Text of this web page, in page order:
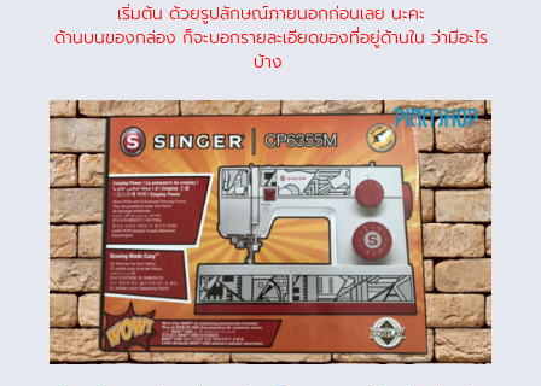
เริ่มต้น ด้วยรูปลักษณ์ภายนอกก่อนเลย นะคะ
ด้านบนของกล่อง ก็จะบอกรายละเอียดของที่อยู่ด้านใน ว่ามีอะไร
บ้าง